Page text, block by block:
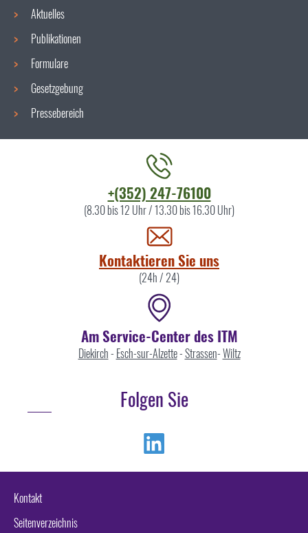
Aktuelles
Publikationen
Formulare
Gesetzgebung
Pressebereich
+(352) 247-76100
(8.30 bis 12 Uhr / 13.30 bis 16.30 Uhr)
Kontaktieren Sie uns
(24h / 24)
Am Service-Center des ITM
Diekirch- Esch-sur-Alzette-Strassen-Wiltz
Folgen Sie
Kontakt
Seitenverzeichnis